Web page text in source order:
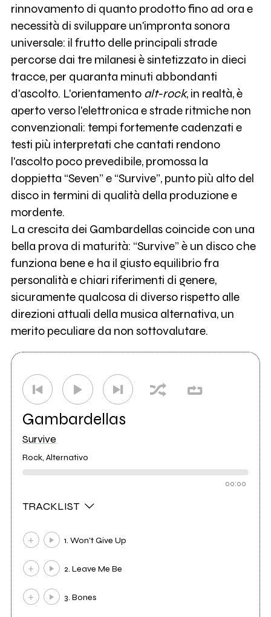
rinnovamento di quanto prodotto fino ad ora e
necessità di sviluppare un'impronta sonora
universale: il frutto delle principali strade
percorse dai tre milanesi è sintetizzato in dieci
tracce, per quaranta minuti abbondanti
d'ascolto. L'orientamento alt-rock, in realtà, è
aperto verso l'elettronica e strade ritmiche non
convenzionali: tempi fortemente cadenzati e
testi più interpretati che cantati rendono
l'ascolto poco prevedibile, promossa la
doppietta “Seven” e “Survive”, punto più alto del
disco in termini di qualità della produzione e
mordente.
La crescita dei Gambardellas coincide con una
bella prova di maturità: “Survive” è un disco che
funziona bene e ha il giusto equilibrio fra
personalità e chiari riferimenti di genere,
sicuramente qualcosa di diverso rispetto alle
direzioni attuali della musica alternativa, un
merito peculiare da non sottovalutare.
Gambardellas
Survive
Rock, Alternativo
00:00
TRACKLIST
1. Won't Give Up
2. Leave Me Be
3. Bones